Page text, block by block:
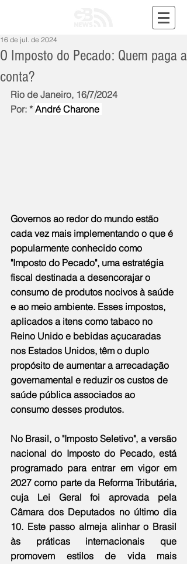
O Imposto do Pecado: Quem paga a
conta?
16 de jul. de 2024
Rio de Janeiro, 16/7/2024
Por: * André Charone
Governos ao redor do mundo estão
cada vez mais implementando o que é
popularmente conhecido como
"Imposto do Pecado", uma estratégia
fiscal destinada a desencorajar o
consumo de produtos nocivos à saúde
e ao meio ambiente. Esses impostos,
aplicados a itens como tabaco no
Reino Unido e bebidas açucaradas
nos Estados Unidos, têm o duplo
propósito de aumentar a arrecadação
governamental e reduzir os custos de
saúde pública associados ao
consumo desses produtos.
No Brasil, o "Imposto Seletivo", a versão
nacional do Imposto do Pecado, está
programado para entrar em vigor em
2027 como parte da Reforma Tributária,
cuja Lei Geral foi aprovada pela
Câmara dos Deputados no último dia
10. Este passo almeja alinhar o Brasil
às práticas internacionais que
promovem estilos de vida mais